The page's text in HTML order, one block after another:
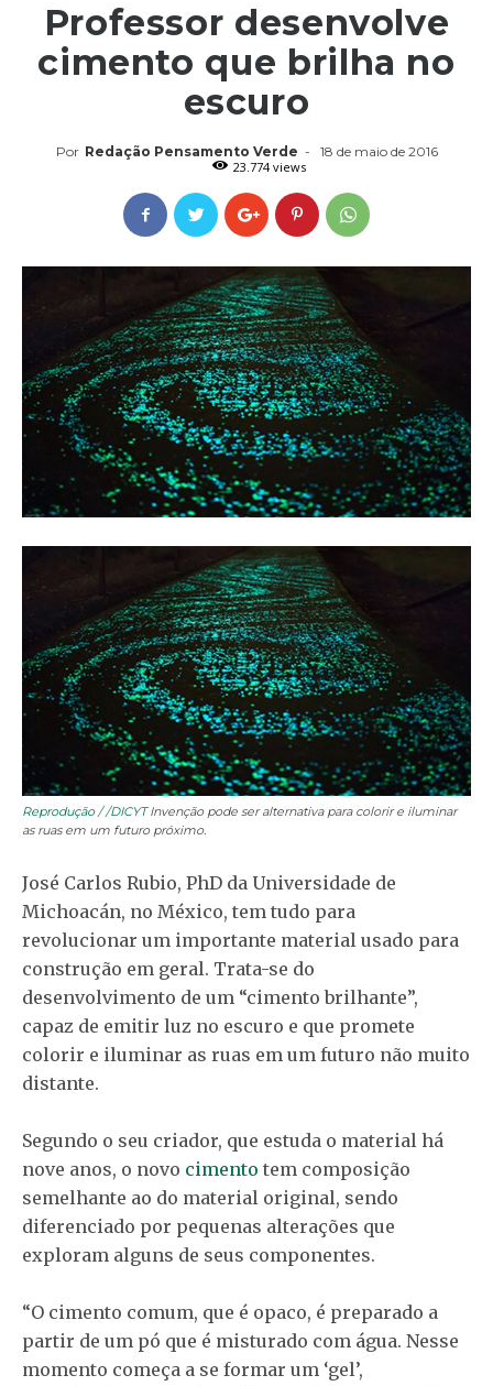
Professor desenvolve
cimento que brilha no
escuro
Por Redação Pensamento Verde -
18 de maio de 2016
23.774 views
Reprodução / /DICYTInvenção pode ser alternativa para colorir e iluminar
as ruas em um futuro próximo.
José Carlos Rubio, PhD da Universidade de
Michoacán, no México, tem tudo para
revolucionar um importante material usado para
construção em geral. Trata-se do
desenvolvimento de um “cimento brilhante”,
capaz de emitir luz no escuro e que promete
colorir e iluminar as ruas em um futuro não muito
distante.
Segundo o seu criador, que estuda o material há
nove anos, o novo cimento tem composição
semelhante ao do material original, sendo
diferenciado por pequenas alterações que
exploram alguns de seus componentes.
“O cimento comum, que é opaco, é preparado a
partir de um pó que é misturado com água. Nesse
momento começa a se formar um ‘gel’,